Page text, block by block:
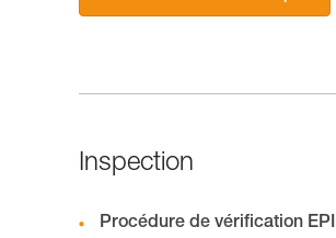
Inspection
Procédure de vérification EPI